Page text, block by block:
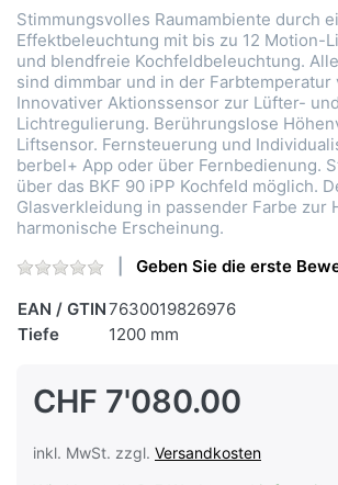
Stimmungsvolles Raumambiente durch
Effektbeleuchtung mit bis zu 12 Motion-
und blendfreie Kochfeldbeleuchtung.
sind dimmbar und in der Farbtemperatur
Innovativer Aktionssensor zur Lüfter- und
Lichtregulierung. Berührungslose
Liftsensor. Fernsteuerung und
berbel+ App oder über Fernbedienung.
über das BKF 90 iPP Kochfeld möglich.
Glasverkleidung in passender Farbe zur
harmonische Erscheinung.
Geben Sie die erste
EAN / GTIN7630019826976
Tiefe
1200 mm
CHF 7'080.00
inkl. MwSt. zzgl. Versandkosten